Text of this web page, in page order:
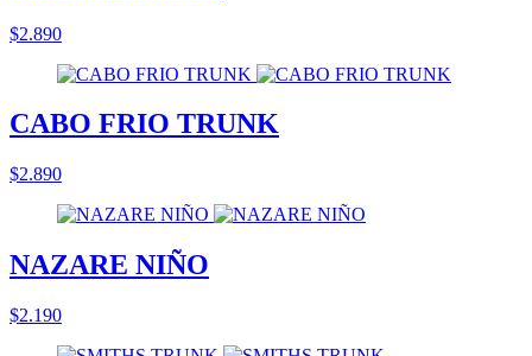
$2.890
CABO FRIO TRUNK
$2.890
NAZARE NIÑO
$2.190